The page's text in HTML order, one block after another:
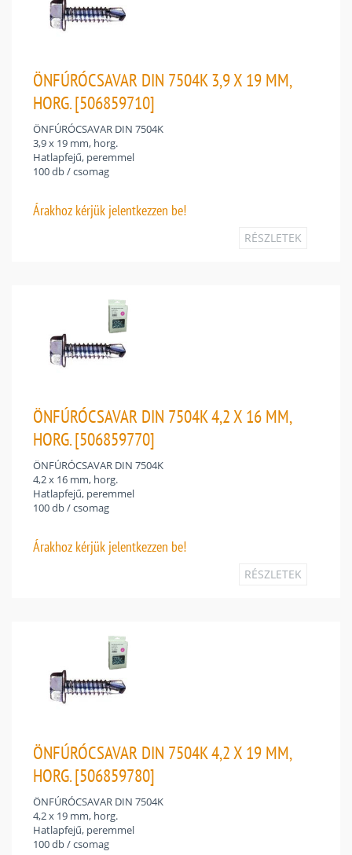
ÖNFÚRÓCSAVAR DIN 7504K 3,9 X 19 MM,
HORG. [506859710]
ÖNFÚRÓCSAVAR DIN 7504K
3,9 x 19 mm, horg.
Hatlapfejű, peremmel
100 db / csomag
Árakhoz kérjük jelentkezzen be!
RÉSZLETEK
ÖNFÚRÓCSAVAR DIN 7504K 4,2 X 16 MM,
HORG. [506859770]
ÖNFÚRÓCSAVAR DIN 7504K
4,2 x 16 mm, horg.
Hatlapfejű, peremmel
100 db / csomag
Árakhoz kérjük jelentkezzen be!
RÉSZLETEK
ÖNFÚRÓCSAVAR DIN 7504K 4,2 X 19 MM,
HORG. [506859780]
ÖNFÚRÓCSAVAR DIN 7504K
4,2 x 19 mm, horg.
Hatlapfejű, peremmel
100 db / csomag